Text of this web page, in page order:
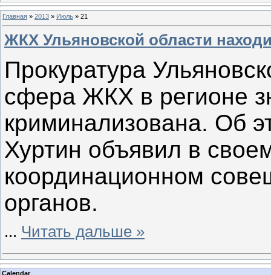
Главная » 2013 » Июль » 21
ЖКХ Ульяновской области
Прокуратура
сфера ЖКХ в регионе
криминализована. Об
Хуртин объявил в
координационном
органов.
... Читать дальше »
Calendar